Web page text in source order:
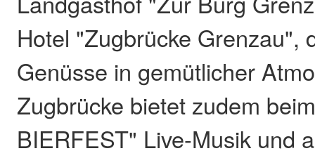
Hotel "Zugbrücke Grenzau",
Genüsse in gemütlicher
Zugbrücke bietet zudem
BIERFEST" Live-Musik und